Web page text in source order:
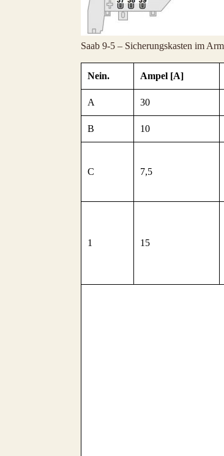
Saab 9-5 – Sicherungskasten im
Nein. Ampel [A]
A 30
B 10
C 7,5
1 15